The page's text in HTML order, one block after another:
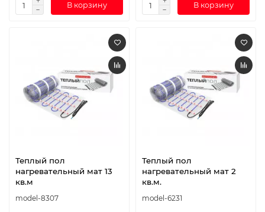
В корзину В корзину
Теплый пол
нагревательный мат 13
кв.м
model-8307
Теплый пол
нагревательный мат 2
кв.м.
model-6231